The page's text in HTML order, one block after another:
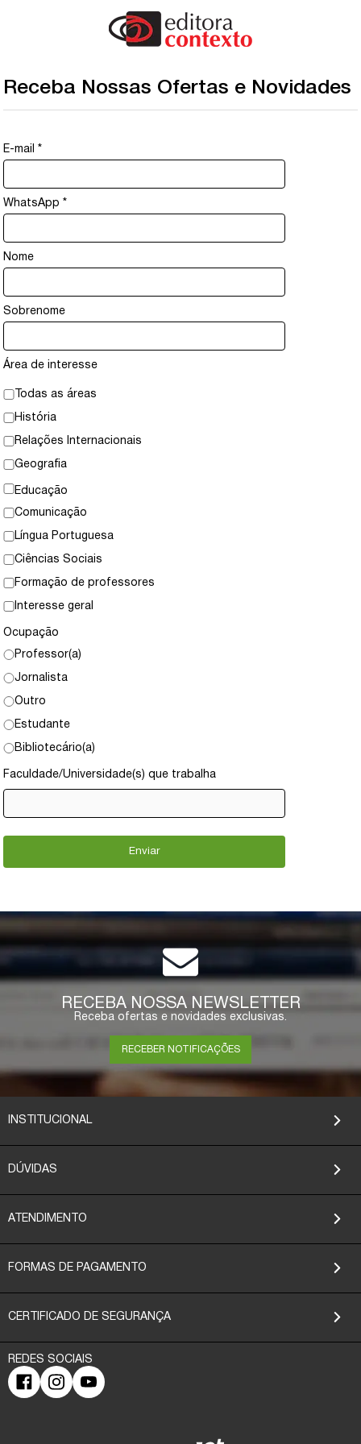
Receba Nossas Ofertas e Novidades
E-mail*
WhatsApp*
Nome
Sobrenome
Área de interesse
Todas as áreas
História
Relações Internacionais
Geografia
Educação
Comunicação
Língua Portuguesa
Ciências Sociais
Formação de professores
Interesse geral
Ocupação
Professor(a)
Jornalista
Outro
Estudante
Bibliotecário(a)
Faculdade/Universidade(s) que trabalha
RECEBA NOSSA NEWSLETTER
Receba ofertas e novidades exclusivas.
RECEBER NOTIFICAÇÕES
INSTITUCIONAL
DÚVIDAS
ATENDIMENTO
FORMAS DE PAGAMENTO
CERTIFICADO DE SEGURANÇA